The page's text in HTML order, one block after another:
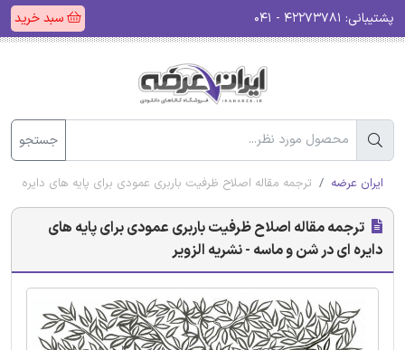
پشتیبانی: سبد خرید
جستجو
ایران عرضه ترجمه مقاله اصلاح ظرفیت باربری عمودی برای پایه های دایره
ترجمه مقاله اصلاح ظرفیت باربری عمودی برای پایه های
دایره ای در شن و ماسه - نشریه الزویر